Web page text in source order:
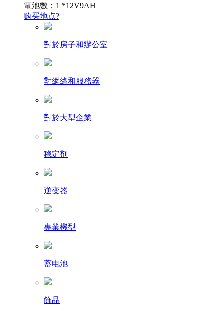
電池數：1 *12V9AH
购买地点?
對於房子和辦公室
對網絡和服務器
對於大型企業
稳定剂
逆变器
專業機型
蓄电池
飾品